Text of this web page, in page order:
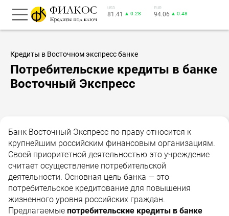
USD
81.41 ▲ 0.28
EUR
94.06 ▲ 0.48
Кредиты в Восточном экспресс банке
Потребительские кредиты в банке
Восточный Экспресс
Банк Восточный Экспресс по праву относится к
крупнейшим российским финансовым организациям.
Своей приоритетной деятельностью это учреждение
считает осуществление потребительской
деятельности. Основная цель банка — это
потребительское кредитование для повышения
жизненного уровня российских граждан.
Предлагаемые потребительские кредиты в банке